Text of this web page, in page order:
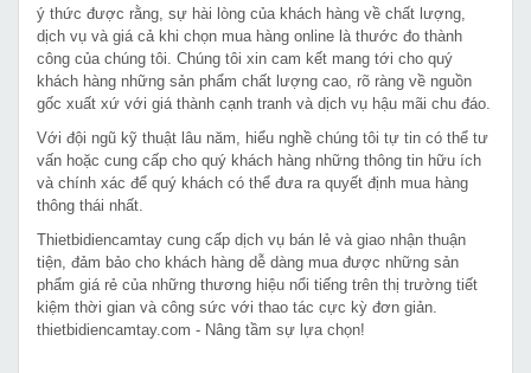
ý thức được rằng, sự hài lòng của khách hàng về chất lượng,
dịch vụ và giá cả khi chọn mua hàng online là thước đo thành
công của chúng tôi. Chúng tôi xin cam kết mang tới cho quý
khách hàng những sản phẩm chất lượng cao, rõ ràng về nguồn
gốc xuất xứ với giá thành cạnh tranh và dịch vụ hậu mãi chu đáo.
Với đội ngũ kỹ thuật lâu năm, hiểu nghề chúng tôi tự tin có thể tư
vấn hoặc cung cấp cho quý khách hàng những thông tin hữu ích
và chính xác để quý khách có thể đưa ra quyết định mua hàng
thông thái nhất.
Thietbidiencamtay cung cấp dịch vụ bán lẻ và giao nhận thuận
tiện, đảm bảo cho khách hàng dễ dàng mua được những sản
phẩm giá rẻ của những thương hiệu nổi tiếng trên thị trường tiết
kiệm thời gian và công sức với thao tác cực kỳ đơn giản.
thietbidiencamtay.com - Nâng tầm sự lựa chọn!